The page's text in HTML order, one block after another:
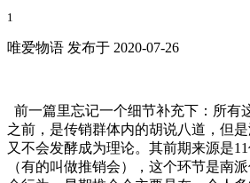
1
唯爱物语 发布于 2020-07-26
前一篇里忘记一个细节补充下：所有
之前，是传销群体内的胡说八道，但
又不会发酵成为理论。其前期来源是
（有的叫做推销会），这个环节是南